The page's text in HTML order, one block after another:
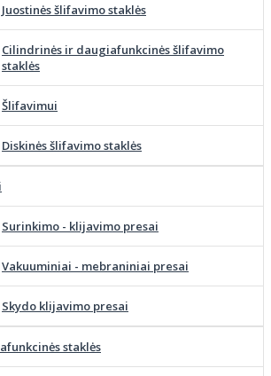
Juostinės šlifavimo staklės
Cilindrinės ir daugiafunkcinės šlifavimo
staklės
Šlifavimui
Diskinės šlifavimo staklės
Surinkimo - klijavimo presai
Vakuuminiai - mebraniniai presai
Skydo klijavimo presai
staklės